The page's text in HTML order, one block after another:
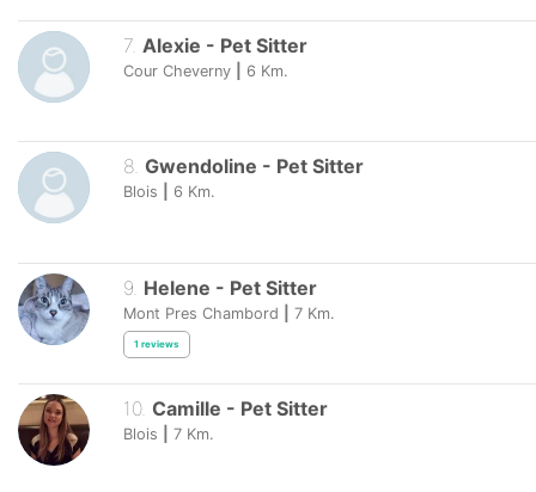
7. Alexie - Pet Sitter
Cour Cheverny 6 Km.
8. Gwendoline - Pet Sitter
Blois 6 Km.
9 Helene - Pet Sitter
Mont Pres Chambord 7 Km.
1 reviews
10. Camille - Pet Sitter
Blois 7 Km.